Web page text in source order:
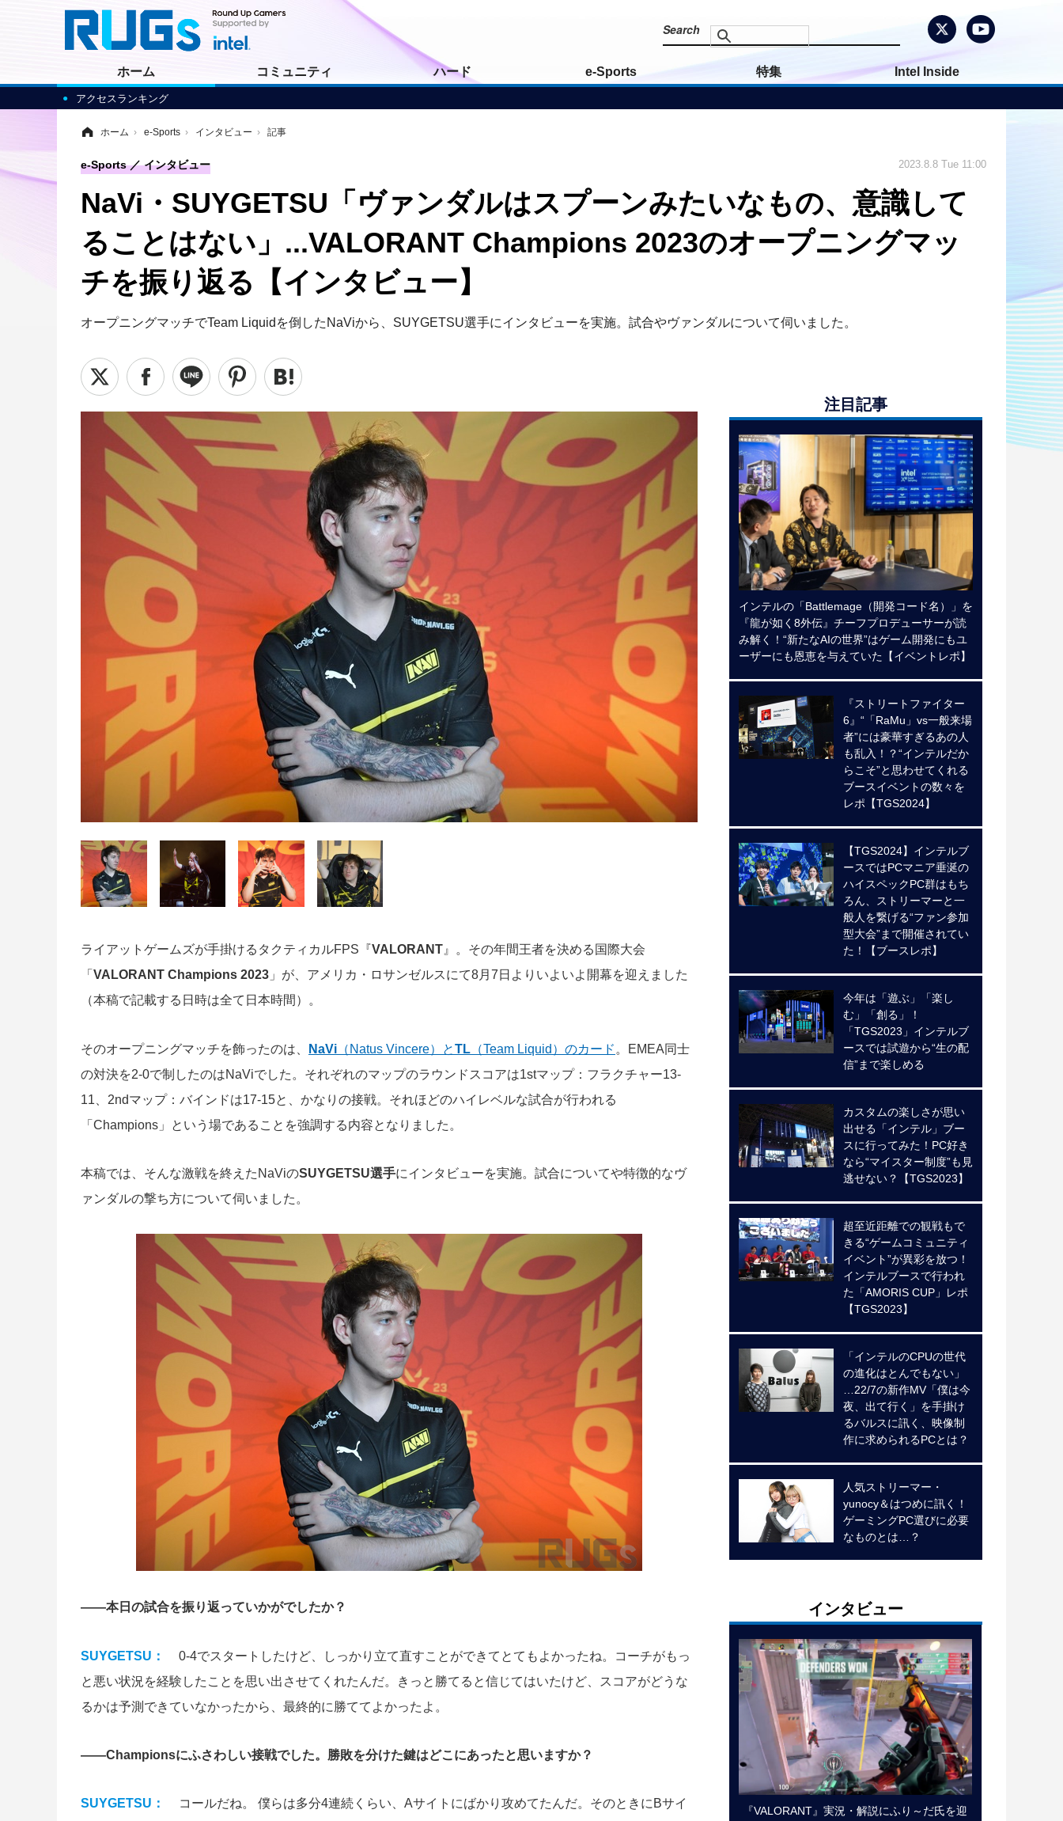
ホーム
アクセスランキング
コミュニティ ハード e-Sports 特集 Intel Inside
ホーム › e-Sports › インタビュー › 記事
NaVi・SUYGETSU「ヴァンダルはスプーンみたいなもの、意識して
ることはない」...VALORANT Champions 2023のオープニングマッ
チを振り返る【インタビュー】
オープニングマッチでTeam Liquidを倒したNaViから、SUYGETSU選手にインタビューを実施。試合やヴァンダルについて伺いました。
e-Sports インタビュー 2023.8.8 Tue 11:00
ライアットゲームズが手掛けるタクティカルFPS『VALORANT 』。その年間王者を決める国際大会
「 VALORANT Champions 2023 」が、アメリカ・ロサンゼルスにて8月7日よりいよいよ開幕を迎えました
（本稿で記載する日時は全て日本時間）。
そのオープニングマッチを飾ったのは、 NaVi （Natus Vincere）とTL （Team Liquid）のカード 。EMEA同士
の対決を2-0で制したのはNaViでした。それぞれのマップのラウンドスコアは1stマップ：フラクチャー13-
11、2ndマップ：バインドは17-15と、かなりの接戦。それほどのハイレベルな試合が行われる
「Champions」という場であることを強調する内容となりました。
本稿では、そんな激戦を終えたNaViのSUYGETSU選手にインタビューを実施。試合についてや特徴的なヴ
ァンダルの撃ち方について伺いました。
――本日の試合を振り返っていかがでしたか？
SUYGETSU：
0-4でスタートしたけど、しっかり立て直すことができてとてもよかったね。コーチがもっ
と悪い状況を経験したことを思い出させてくれたんだ。きっと勝てると信じてはいたけど、スコアがどうな
るかは予測できていなかったから、最終的に勝ててよかったよ。
――Championsにふさわしい接戦でした。勝敗を分けた鍵はどこにあったと思いますか？
SUYGETSU：
コールだね。 僕らは多分4連続くらい、Aサイトにばかり攻めてたんだ。そのときにBサイ
注目記事
インテルの「Battlemage（開発コード名）」を
『龍が如く8外伝』チーフプロデューサーが読
み解く！“新たなAIの世界”はゲーム開発にもユ
ーザーにも恩恵を与えていた【イベントレポ】
『ストリートファイター
6』“「RaMu」vs一般来場
者”には豪華すぎるあの人
も乱入！？“インテルだか
らこそ”と思わせてくれる
ブースイベントの数々を
レポ【TGS2024】
【TGS2024】インテルブ
ースではPCマニア垂涎の
ハイスペックPC群はもち
ろん、ストリーマーと一
般人を繋げる“ファン参加
型大会”まで開催されてい
た！【ブースレポ】
今年は「遊ぶ」「楽し
む」「創る」！
「TGS2023」インテルブ
ースでは試遊から“生の配
信”まで楽しめる
カスタムの楽しさが思い
出せる「インテル」ブー
スに行ってみた！PC好き
なら“マイスター制度”も見
逃せない？【TGS2023】
超至近距離での観戦もで
きる“ゲームコミュニティ
イベント”が異彩を放つ！
インテルブースで行われ
た「AMORIS CUP」レポ
【TGS2023】
「インテルのCPUの世代
の進化はとんでもない」
…22/7の新作MV「僕は今
夜、出て行く」を手掛け
るバルスに訊く、映像制
作に求められるPCとは？
人気ストリーマー・
yunocy＆はつめに訊く！
ゲーミングPC選びに必要
なものとは…？
インタビュー
『VALORANT』実況・解説にふり～だ氏を迎